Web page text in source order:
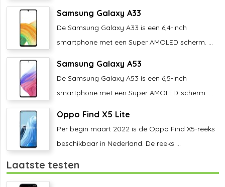
Samsung Galaxy A33
De Samsung Galaxy A33 is een 6,4-inch
smartphone met een Super AMOLED scherm. ...
Samsung Galaxy A53
De Samsung Galaxy A53 is een 6,5-inch
smartphone met een Super AMOLED-scherm. ...
Oppo Find X5 Lite
Per begin maart 2022 is de Oppo Find X5-reeks
beschikbaar in Nederland. De reeks ...
Laatste testen